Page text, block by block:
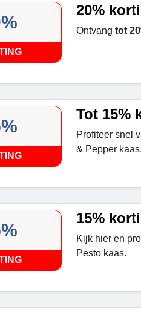
20%
Ontvang tot
Tot 15%
Profiteer snel
& Pepper kaas.
15%
Kijk hier en
Pesto kaas.